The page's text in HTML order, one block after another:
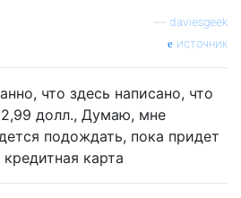
daviesgeek
источник
что здесь написано, что
2,99 долл., Думаю, мне
подождать, пока придет
карта